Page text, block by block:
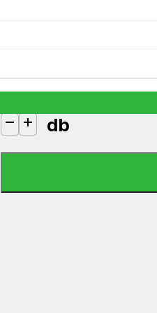
1 készleten
BTEP2000/PI Bluetooth sport
db